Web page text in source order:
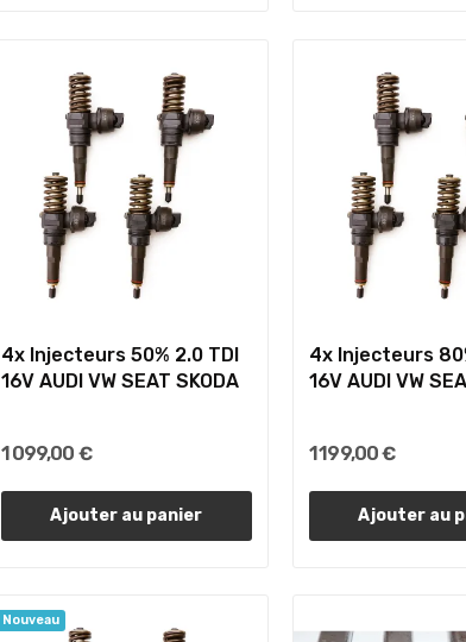
4x Injecteurs 50% 2.0 TDI
16V AUDI VW SEAT SKODA
1 099,00 €
Ajouter au panier
4x Injecteurs
16V AUDI VW
1 199,00 €
Ajouter au
Nouveau